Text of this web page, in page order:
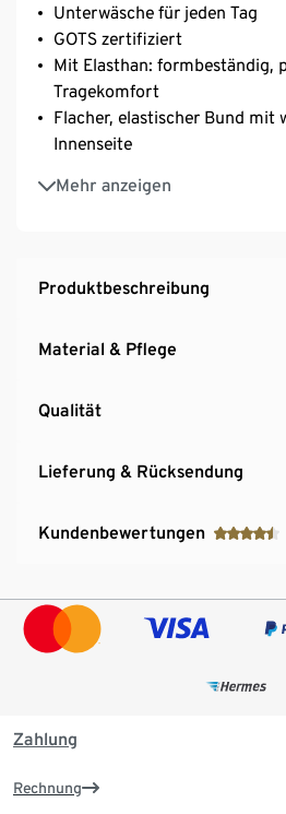
Unterwäsche für jeden Tag
GOTS zertifiziert
Mit Elasthan: formbeständig,
Tragekomfort
Flacher, elastischer Bund mit
Innenseite
Mehr anzeigen
Bequeme Jungenunterhosen
Seitennähte – liegen
Produktbeschreibung
Material & Pflege
Qualität
Lieferung & Rücksendung
Kundenbewertungen
Zahlung
Rechnung